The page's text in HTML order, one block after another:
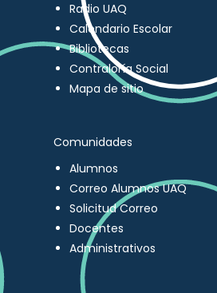
Radio UAQ
Calendario Escolar
Bibliotecas
Contraloría Social
Mapa de sitio
Comunidades
Alumnos
Correo Alumnos UAQ
Solicitud Correo
Docentes
Administrativos